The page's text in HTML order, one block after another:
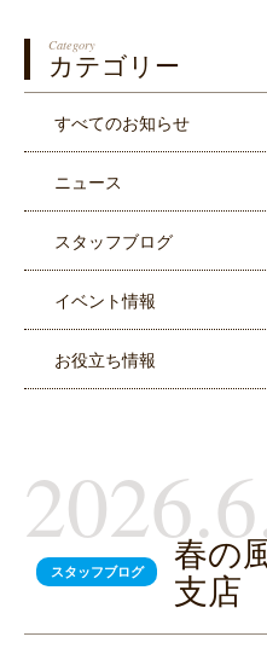
Category
カテゴリー
すべてのお知らせ
ニュース
スタッフブログ
イベント情報
お役立ち情報
スタッフブログ
春の
支店